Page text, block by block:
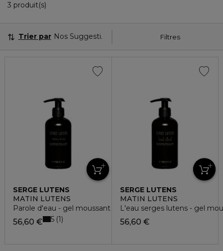
3 produit(s)
Filtres
Trier par Nos Suggestions
SERGE LUTENS
MATIN LUTENS
Parole d'eau - gel moussant mains et corps
56,60 € 5 1
SERGE LUTENS
MATIN LUTENS
L'eau serges lutens - gel
56,60 €